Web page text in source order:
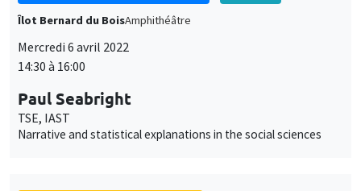
Îlot Bernard du BoisAmphithéâtre
Mercredi 6 avril 2022
14:30 à 16:00
Paul Seabright
TSE, IAST
Narrative and statistical explanations in the social sciences